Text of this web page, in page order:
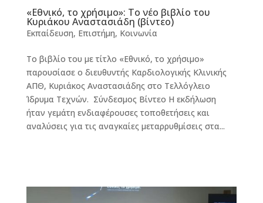
«Εθνικό, το χρήσιμο»: Το νέο βιβλίο του
Κυριάκου Αναστασιάδη (βίντεο)
Εκπαίδευση, Επιστήμη, Κοινωνία
Το βιβλίο του με τίτλο «Εθνικό, το χρήσιμο»
παρουσίασε ο διευθυντής Καρδιολογικής Κλινικής
ΑΠΘ, Κυριάκος Αναστασιάδης στο Τελλόγλειο
Ίδρυμα Τεχνών. Σύνδεσμος Βίντεο Η εκδήλωση
ήταν γεμάτη ενδιαφέρουσες τοποθετήσεις και
αναλύσεις για τις αναγκαίες μεταρρυθμίσεις στα...